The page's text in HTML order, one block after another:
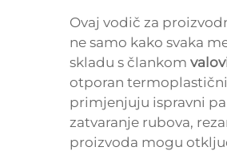
Ovaj vodič za
ne samo kako svaka
skladu s člankom
otporan
primjenjuju ispravni
zatvaranje rubova,
proizvoda mogu